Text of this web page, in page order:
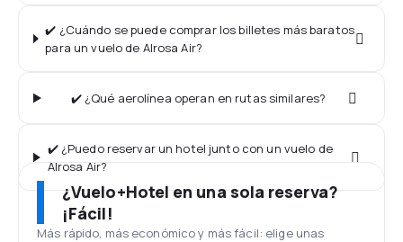
✔️ ¿Cuándo se puede comprar los billetes más baratos
para un vuelo de Alrosa Air?
✔️ ¿Qué aerolínea operan en rutas similares?
✔️ ¿Puedo reservar un hotel junto con un vuelo de
Alrosa Air?
¿Vuelo+Hotel en una sola reserva?
¡Fácil!
Más rápido, más económico y más fácil: elige unas